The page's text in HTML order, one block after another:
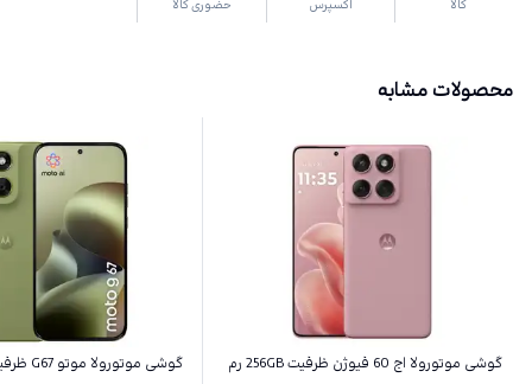
کالا
اکسپرس
حضوری کالا
محصولات مشابه
گوشی موتورولا اج 60 فیوژن ظرفیت 256GB رم